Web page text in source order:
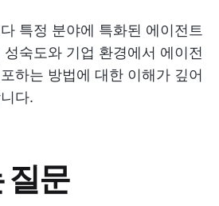
특정 분야에 특화된 에이전트
숙도와 기업 환경에서 에이전
하는 방법에 대한 이해가 깊어
다.
질문